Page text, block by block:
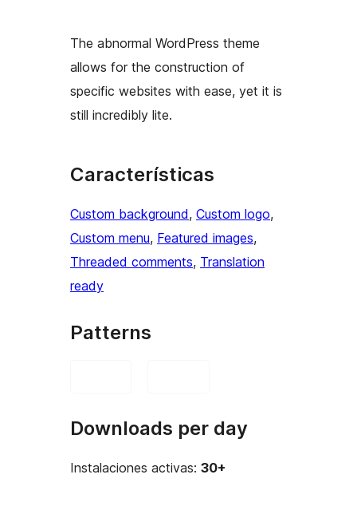
The abnormal WordPress theme
allows for the construction of
specific websites with ease, yet it is
still incredibly lite.
Características
Custom background, Custom logo
Custom menu, Featured images
Threaded comments, Translation
ready
Patterns
Downloads per day
Instalaciones activas: 30+